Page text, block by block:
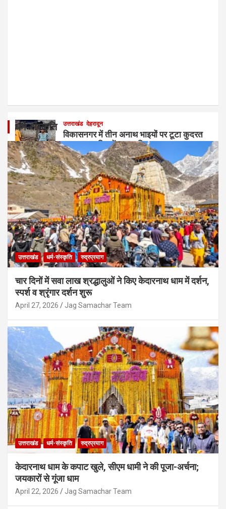
उत्तराखंड देहरादून
विकासनगर में तीन अनाथ भाइयों पर टूटा कुदरत
का कहर, बारिश में ढहा आशियाना
August 7, 2026 Jag Samachar Team
उत्तराखंड देहरादून
दृष्टिबाधित छात्रों का आंदोलन तेज, NIEPVD के
प्रशासनिक भवन पर जड़ा ताला
August 7, 2026 Jag Samachar Team
धर्म-संस्कृति
उत्तराखंड धर्म-संस्कृति रुद्रप्रयाग
चार दिनों में सवा लाख श्रद्धालुओं ने किए केदारनाथ धाम में दर्शन,
स्पर्श व श्रृंगार दर्शन शुरू
April 27, 2026 Jag Samachar Team
उत्तराखंड धर्म-संस्कृति रुद्रप्रयाग
केदारनाथ धाम के कपाट खुले, सीएम धामी ने की पूजा-अर्चना;
जयकारों से गूंजा धाम
April 22, 2026 Jag Samachar Team